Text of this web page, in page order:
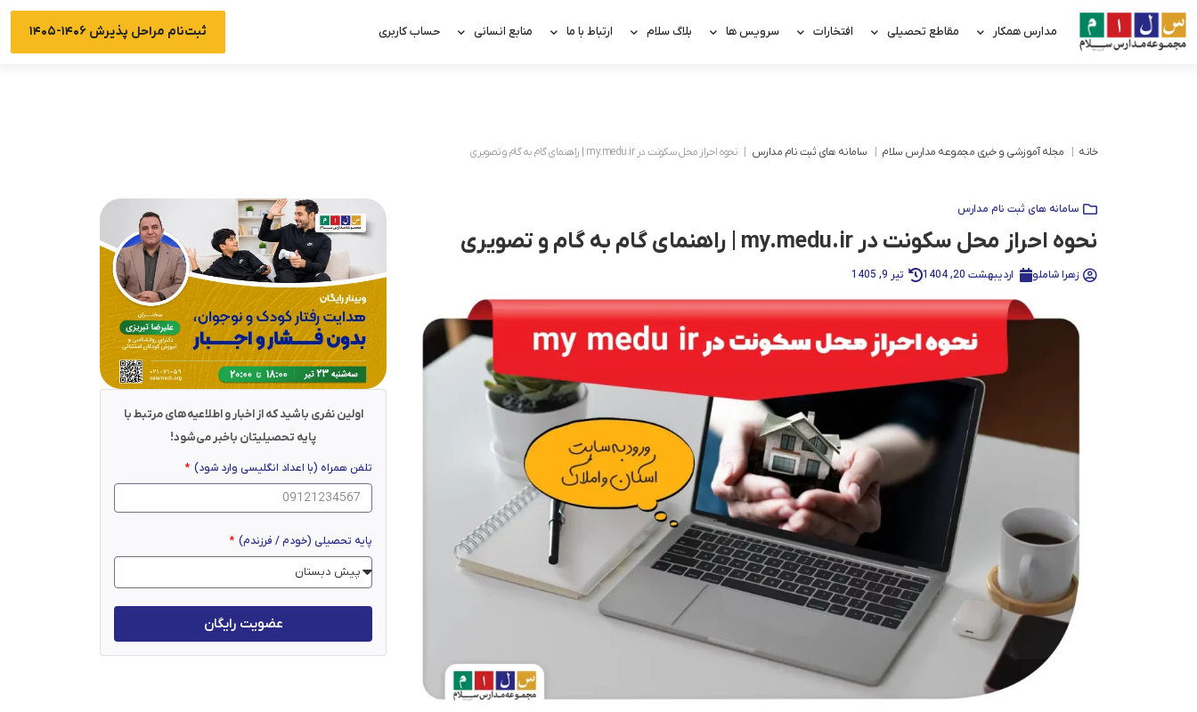
مدارس همکار مقاطع تحصیلی افتخارات سرویس ها بلاگ سلام ارتباط با ما منابع انسانی حساب کاربری ثبت‌نام مراحل پذیرش ۱۴۰۶-۱۴۰۵
خانه مجله آموزشی و خبری مجموعه مدارس سلام سامانه های ثبت نام مدارس نحوه احراز محل سکونت در my.medu.ir | راهنمای گام به گام و تصویری
سامانه های ثبت نام مدارس
نحوه احراز محل سکونت در my.medu.ir | راهنمای گام به گام و تصویری
زهرا شاملو اردیبهشت 20, 1404 تیر 9, 1405
اولین نفری باشید که از اخبار و اطلاعیه‌های مرتبط با
پایه تحصیلیتان باخبر می‌شود!
تلفن همراه (با اعداد انگلیسی وارد شود)
پایه تحصیلی (خودم / فرزندم)
عضویت رایگان